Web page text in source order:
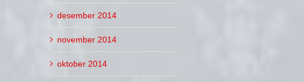
desember 2014
november 2014
oktober 2014